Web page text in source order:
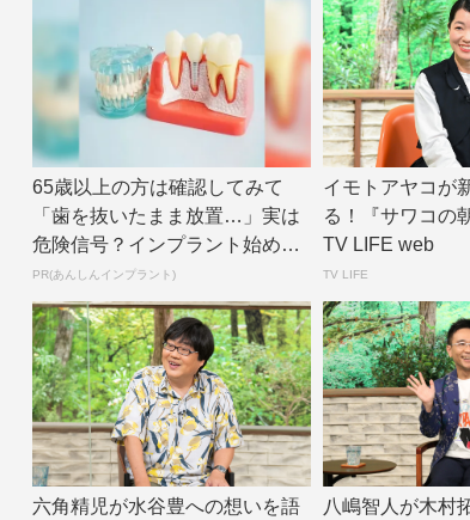
65歳以上の方は確認してみて
「歯を抜いたまま放置…」実は
危険信号？インプラント始めま
せんか？
PR(あんしんインプラント)
イモトアヤコが
る！『サワコの
TV LIFE web
TV LIFE
六角精児が水谷豊への想いを語
八嶋智人が木村